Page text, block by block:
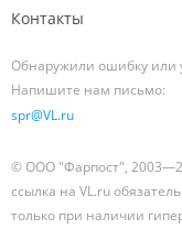
Контакты
Обнаружили ошибку или
Напишите нам письмо:
spr@VL.ru
© ООО "Фарпост",
ссылка на VL.ru
только при наличии